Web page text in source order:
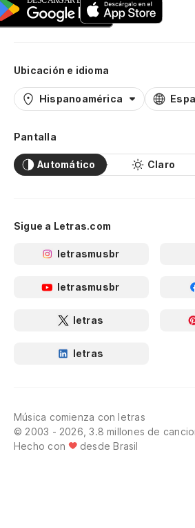
Ubicación e idioma
Hispanoamérica
Pantalla
Automático Claro
Sigue a Letras.com
letrasmusbr
letrasmusbr
letras
letras
Música comienza con letras
© 2003 - 2026, 3.8 millones de
Hecho con
desde Brasil